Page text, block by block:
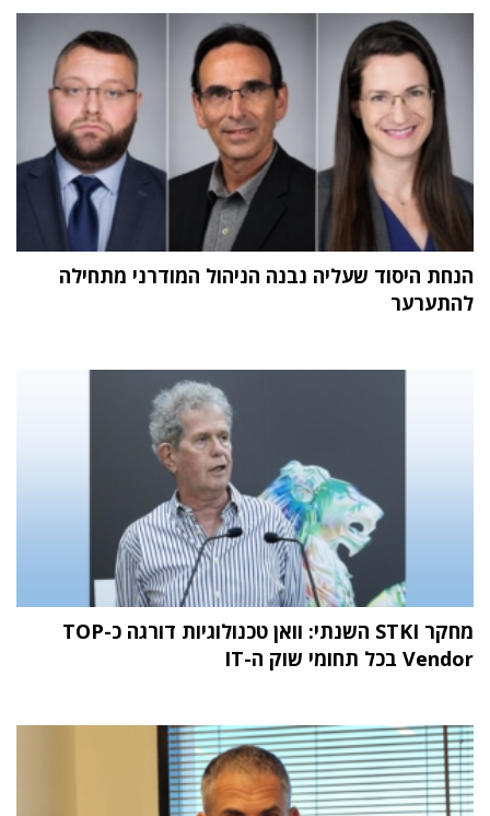
הנחת היסוד שעליה נבנה הניהול המודרני מתחילה
להתערער
מחקר STKI השנתי: וואן טכנולוגיות דורגה כ-TOP
Vendor בכל תחומי שוק ה-IT